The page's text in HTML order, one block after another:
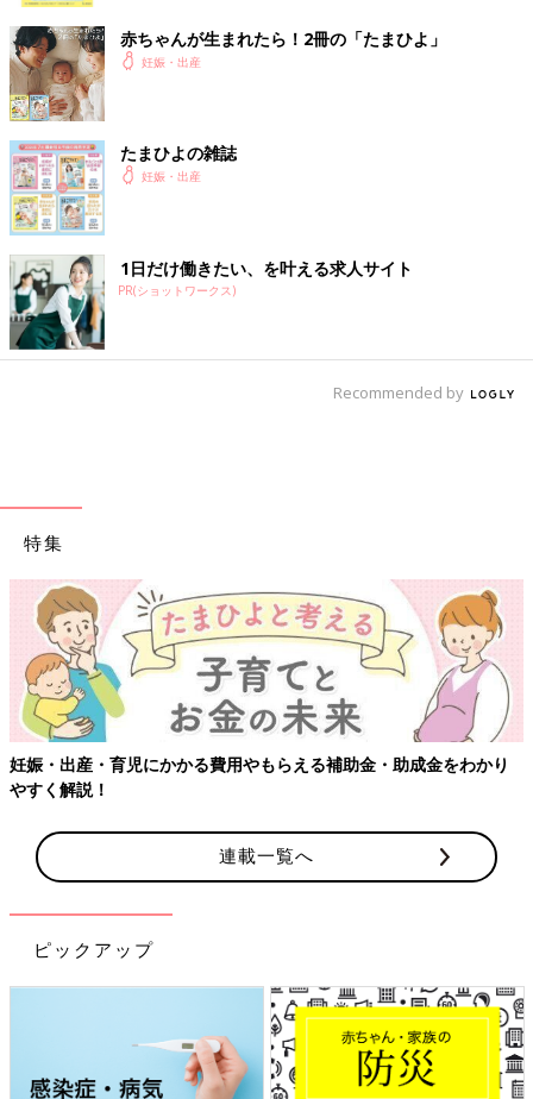
赤ちゃんが生まれたら！2冊の「たまひよ」
妊娠・出産
たまひよの雑誌
妊娠・出産
1日だけ働きたい、を叶える求人サイト
PR(ショットワークス)
Recommended by
特集
【ワクチン接種できるものも】妊婦の感染症対策、知っておいて！
連載一覧へ
ピックアップ